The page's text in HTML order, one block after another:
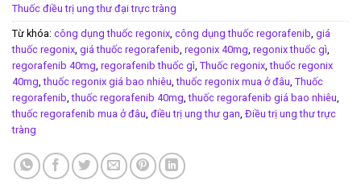
Thuốc điều trị ung thư đại trực tràng
Từ khóa: công dụng thuốc regonix, công dụng thuốc regorafenib, giá
thuốc regonix, giá thuốc regorafenib, regonix 40mg, regonix thuốc gì,
regorafenib 40mg, regorafenib thuốc gì, Thuốc regonix,thuốc regonix
40mg,thuốc regonix giá bao nhiêu,thuốc regonix mua ở đâu, Thuốc
regorafenib,thuốc regorafenib 40mg,thuốc regorafenib giá bao nhiêu,
thuốc regorafenib mua ở đâu, điều trị ung thư gan, Điều trị ung thư trực
tràng